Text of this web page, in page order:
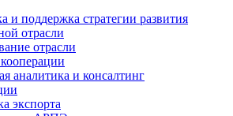
и поддержка стратегии развития
отрасли
отрасли
аналитика и консалтинг
экспорта